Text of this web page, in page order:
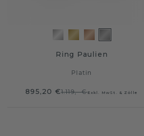
Ring Paulien
Platin
895,20 €1.119,- €Exkl. MwSt. & Zölle